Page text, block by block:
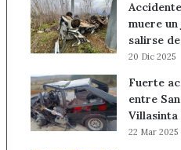
muere un
salirse
20 Dic 2025
Fuerte
entre
Villasinta
22 Mar 2025